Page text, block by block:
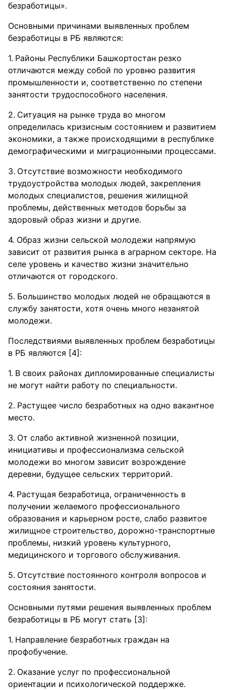
безработицы».
Основными причинами выявленных проблем
безработицы в РБ являются:
Районы Республики Башкортостан резко
отличаются между собой по уровню развития
промышленности и, соответственно по степени
занятости трудоспособного населения.
Ситуация на рынке труда во многом
определилась кризисным состоянием и развитием
экономики, а также происходящими в республике
демографическими и миграционными процессами.
Отсутствие возможности необходимого
трудоустройства молодых людей, закрепления
молодых специалистов, решения жилищной
проблемы, действенных методов борьбы за
здоровый образ жизни и другие.
Образ жизни сельской молодежи напрямую
зависит от развития рынка в аграрном секторе. На
селе уровень и качество жизни значительно
отличаются от городского.
Большинство молодых людей не обращаются в
службу занятости, хотя очень много незанятой
молодежи.
Последствиями выявленных проблем безработицы
в РБ являются [4]:
В своих районах дипломированные специалисты
не могут найти работу по специальности.
Растущее число безработных на одно вакантное
место.
От слабо активной жизненной позиции,
инициативы и профессионализма сельской
молодежи во многом зависит возрождение
деревни, будущее сельских территорий.
Растущая безработица, ограниченность в
получении желаемого профессионального
образования и карьерном росте, слабо развитое
жилищное строительство, дорожно-транспортные
проблемы, низкий уровень культурного,
медицинского и торгового обслуживания.
Отсутствие постоянного контроля вопросов и
состояния занятости.
Основными путями решения выявленных проблем
безработицы в РБ могут стать [3]:
Направление безработных граждан на
профобучение.
Оказание услуг по профессиональной
ориентации и психологической поддержке.